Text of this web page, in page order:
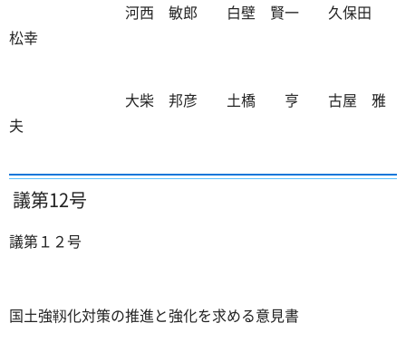
河西 敏郎 白壁 賢一 久保田
松幸
大柴 邦彦 土橋 亨 古屋 雅
夫
議第12号
議第１２号
国土強靱化対策の推進と強化を求める意見書